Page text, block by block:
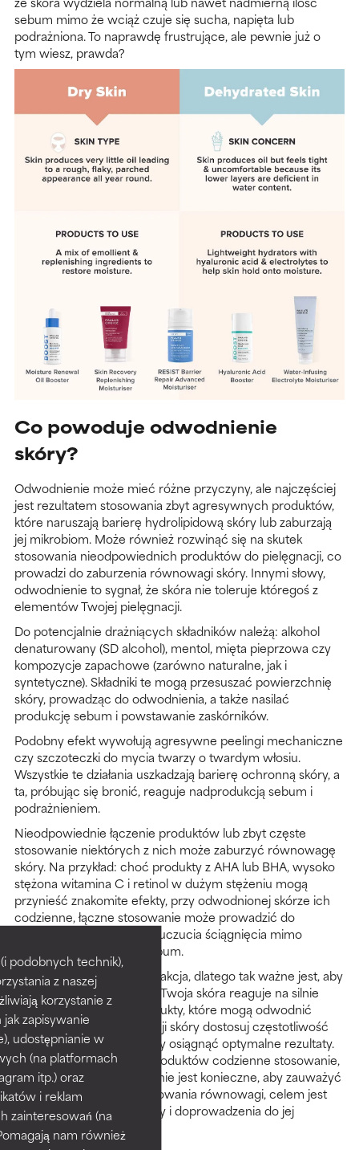
podobnych technik),
z naszej
korzystanie z
zapisywanie
udostępnianie w
(na platformach
itp.) oraz
i reklam
zainteresowań (na
nam również
sebum mimo że wciąż czuje się sucha, napięta lub
podrażniona. To naprawdę frustrujące, ale pewnie już o
tym wiesz, prawda?
Co powoduje odwodnienie
skóry?
Odwodnienie może mieć różne przyczyny, ale najczęściej
jest rezultatem stosowania zbyt agresywnych produktów,
które naruszają barierę hydrolipidową skóry lub zaburzają
jej mikrobiom. Może również rozwinąć się na skutek
stosowania nieodpowiednich produktów do pielęgnacji, co
prowadzi do zaburzenia równowagi skóry. Innymi słowy,
odwodnienie to sygnał, że skóra nie toleruje któregoś z
elementów Twojej pielęgnacji.
Do potencjalnie drażniących składników należą: alkohol
denaturowany (SD alcohol), mentol, mięta pieprzowa czy
kompozycje zapachowe (zarówno naturalne, jak i
syntetyczne). Składniki te mogą przesuszać powierzchnię
skóry, prowadząc do odwodnienia, a także nasilać
produkcję sebum i powstawanie zaskórników.
Podobny efekt wywołują agresywne peelingi mechaniczne
czy szczoteczki do mycia twarzy o twardym włosiu.
Wszystkie te działania uszkadzają barierę ochronną skóry, a
ta, próbując się bronić, reaguje nadprodukcją sebum i
podrażnieniem.
Nieodpowiednie łączenie produktów lub zbyt częste
stosowanie niektórych z nich może zaburzyć równowagę
skóry. Na przykład: choć produkty z AHA lub BHA, wysoko
stężona witamina C i retinol w dużym stężeniu mogą
przynieść znakomite efekty, przy odwodnionej skórze ich
codzienne, łączne stosowanie może prowadzić do
przesuszonego wyglądu i uczucia ściągnięcia mimo
widocznego nadmiaru sebum.
To bardzo indywidualna reakcja, dlatego tak ważne jest, aby
uważnie obserwować, jak Twoja skóra reaguje na silnie
działające, skuteczne produkty, które mogą odwodnić
skórę. Na podstawie reakcji skóry dostosuj częstotliwość
stosowania produktów, aby osiągnąć optymalne rezultaty.
W przypadku tego typu produktów codzienne stosowanie,
raz lub dwa razy dziennie nie jest konieczne, aby zauważyć
poprawę. To kwestia zachowania równowagi, celem jest
unikanie przeciążenia skóry i doprowadzenia do jej
podrażnienia.